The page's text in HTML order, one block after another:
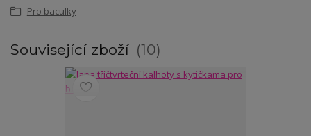
Pro baculky
Související zboží 10